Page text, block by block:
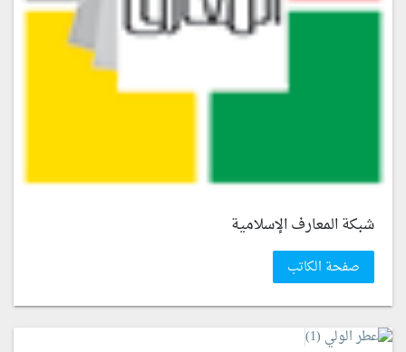
شبكة المعارف الإسلامية
صفحة الكاتب